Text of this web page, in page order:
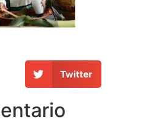
Twitter